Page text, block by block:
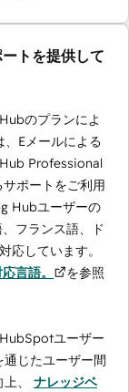
トを提供して
のプランによ
Eメールによる
Professional
ポートをご利用
Hubユーザーの
フランス語、ド
応しています。
言語。
を参照
ユーザー
通じたユーザー間
、 ナレッジベ